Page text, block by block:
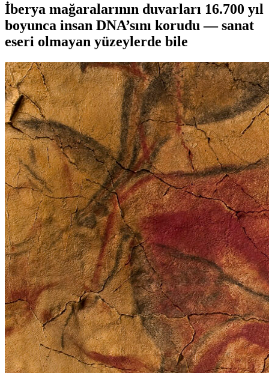
İberya mağaralarının duvarları 16.700 yıl
boyunca insan DNA’sını korudu — sanat
eseri olmayan yüzeylerde bile